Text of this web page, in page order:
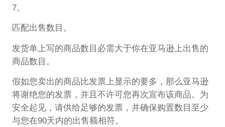
7。
匹配出售数目。
发货单上写的商品数目必需大于你在亚马逊上出售的
商品数目。
假如您卖出的商品比发票上显示的要多，那么亚马逊
将谢绝您的发票，并且不许可您再次宣布该商品。为
安全起见，请供给足够的发票，并确保购置数目至少
与您在90天内的出售额相符。